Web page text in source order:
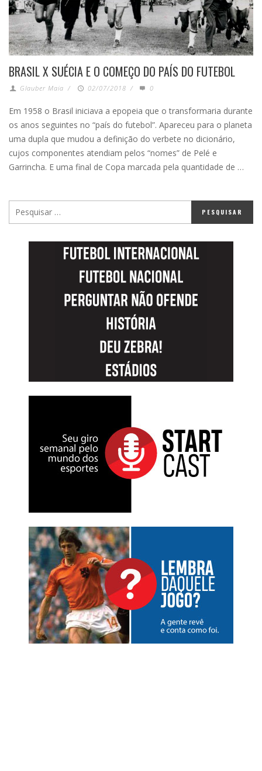
BRASIL X SUÉCIA E O COMEÇO DO PAÍS DO FUTEBOL
Glauber Maia / 02/07/2018 / 0
Em 1958 o Brasil iniciava a epopeia que o transformaria durante
os anos seguintes no “país do futebol”. Apareceu para o planeta
uma dupla que mudou a definição do verbete no dicionário,
cujos componentes atendiam pelos “nomes” de Pelé e
Garrincha. E uma final de Copa marcada pela quantidade de …